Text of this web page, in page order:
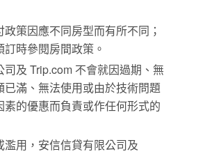
策因應不同房型而有所不同；
時參閱房間政策。
司及 Trip.com 不會就因過期、無
已滿、無法使用或由於技術問題
素的優惠而負責或作任何形式的
濫用，安信信貸有限公司及